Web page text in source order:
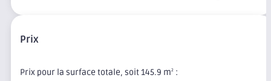
Prix
Prix pour la surface totale, soit 145.9 m2 :